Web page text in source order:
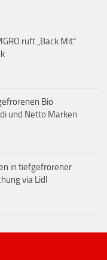
ruft „Back Mit“
Bio
und Netto Marken
in tiefgefrorener
via Lidl